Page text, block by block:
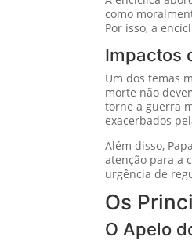
como
Por isso, a
Impactos
Um dos temas
morte não
torne a guerra
exacerbados
Além disso,
atenção para a
urgência de
Os
O Apelo